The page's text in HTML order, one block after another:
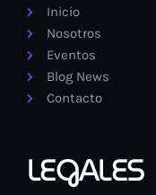
Inicio
Nosotros
Eventos
Blog News
Contacto
LEGALES